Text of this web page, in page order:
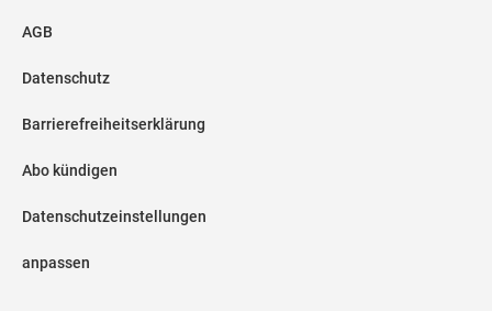
AGB
Datenschutz
Barrierefreiheitserklärung
Abo kündigen
Datenschutzeinstellungen
anpassen